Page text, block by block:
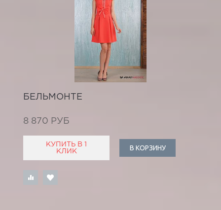
БЕЛЬМОНТЕ
8 870 РУБ
КУПИТЬ В 1
КЛИК
В КОРЗИНУ